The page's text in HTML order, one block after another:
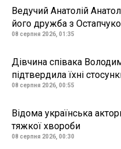
Ведучий Анатолій
його дружба з
08 серпня 2026, 01:35
Дівчина співака
підтвердила їхні
08 серпня 2026, 00:55
Відома українська
тяжкої хвороби
08 серпня 2026, 00:30